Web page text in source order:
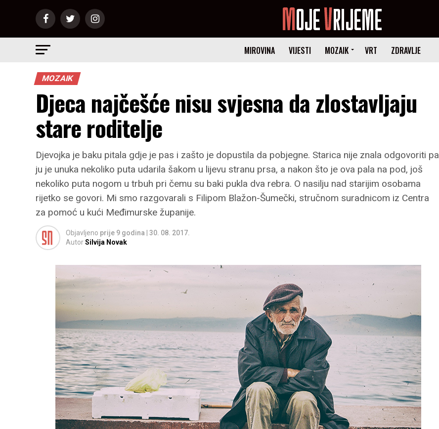
MIROVINA VIJESTI MOZAIK VRT ZDRAVLJE
MOZAIK
Djeca najčešće nisu svjesna da zlostavljaju
stare roditelje
Djevojka je baku pitala gdje je pas i zašto je dopustila da pobjegne. Starica nije znala odgovoriti pa
ju je unuka nekoliko puta udarila šakom u lijevu stranu prsa, a nakon što je ova pala na pod, još
nekoliko puta nogom u trbuh pri čemu su baki pukla dva rebra. O nasilju nad starijim osobama
rijetko se govori. Mi smo razgovarali s Filipom Blažon-Šumečki, stručnom suradnicom iz Centra
za pomoć u kući Međimurske županije.
Objavljeno prije 9 godina
30. 08. 2017.
AutorSilvija Novak